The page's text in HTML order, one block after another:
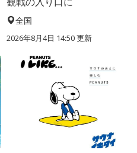
全国
2026年8月4日 14:50更新